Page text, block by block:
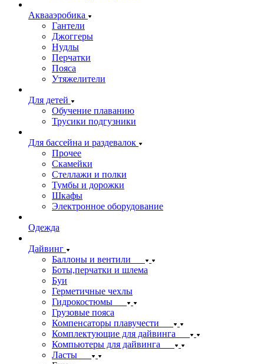
Аквааэробика
Гантели
Джоггеры
Нудлы
Перчатки
Пояса
Утяжелители
Для детей
Обучение плаванию
Трусики подгузники
Для бассейна и раздевалок
Прочее
Скамейки
Стеллажи и полки
Тумбы и дорожки
Шкафы
Электронное оборудование
Одежда
Дайвинг
Баллоны и вентили
Боты,перчатки и шлема
Буи
Герметичные чехлы
Гидрокостюмы
Грузовые пояса
Компенсаторы плавучести
Комплектующие для дайвинга
Компьютеры для дайвинга
Ласты